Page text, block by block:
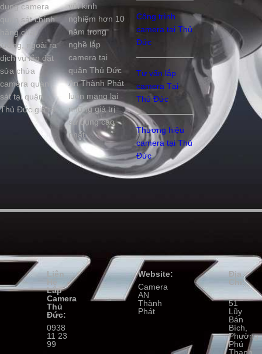
dụng camera
quan sát chính
hãng chất
lượng, ngoài ra
dịch vụ lắp đặt
sửa chửa
camera quan
sát tại quận
Thủ Đức giá rẻ
với kinh
nghiệm hơn 10
năm trong
nghề lắp
camera tại
quận Thủ Đức
An Thành Phát
luôn mang lại
những giá trị
sử dụng cao
nhất.
Công trình
camera tại Thủ
Đức
Tư vấn lắp
camera Tại
Thủ Đức
Thương hiệu
camera tại Thủ
Đức
Liên
Hệ
Lắp
Camera
Thủ
Đức:
0938
11 23
99
Website:
Camera
AN
Thành
Phát
Địa
Chỉ:
51
Lũy
Bán
Bích,
Phường
Phú